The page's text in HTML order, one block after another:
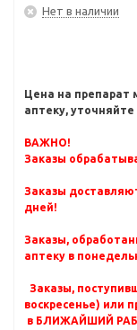
Нет в наличии
Цена на препарат
аптеку,
ВАЖНО!
Заказы
Заказы
дней!
Заказы,
аптеку в
Заказы,
воскресенье) или
в БЛИЖАЙШИЙ